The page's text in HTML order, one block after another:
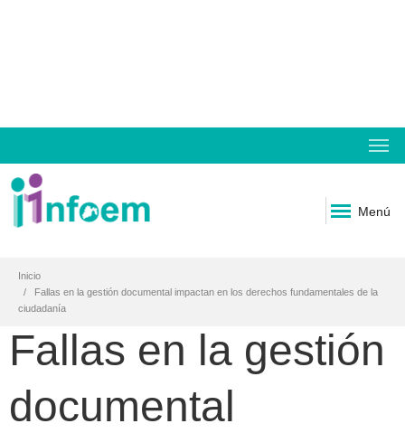
Menú
Inicio
Fallas en la gestión documental impactan en los derechos fundamentales de la
ciudadanía
Fallas en la gestión
documental